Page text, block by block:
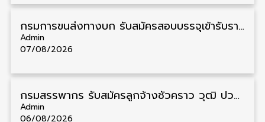
กรมการขนส่งทางบก รับสมัครสอบบรรจุเข้ารับราชการ วุฒิ ปวส. 24 อัตรา รับสมัคร 18 สิงหาคม – 7 กันยายน
Admin
07/08/2026
กรมสรรพากร รับสมัครลูกจ้างชั่วคราว วุฒิ ปวช./ป.ตรี 138 อัตรา รับสมัคร 17 – 31 สิงหาคม
Admin
06/08/2026